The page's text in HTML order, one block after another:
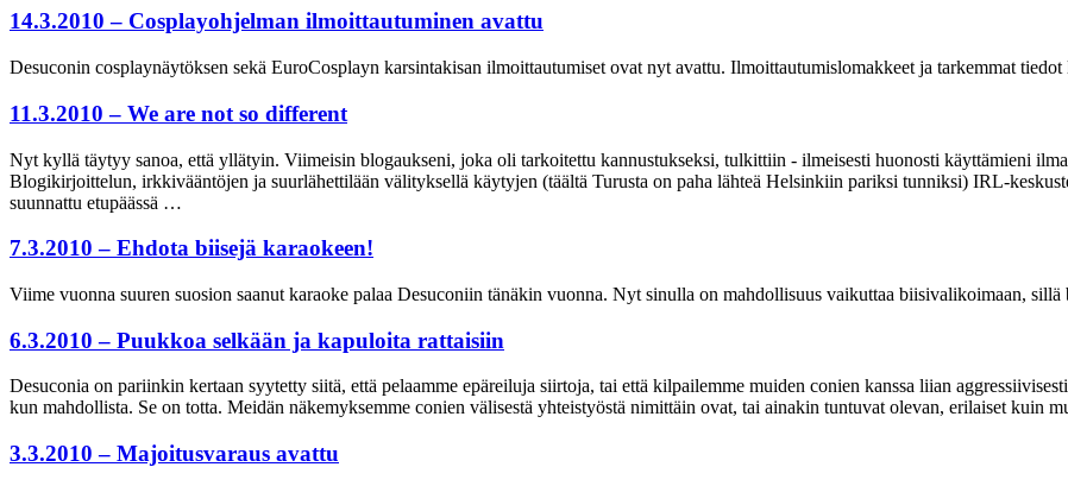
14.3.2010 – Cosplayohjelman ilmoittautuminen avattu
Desuconin cosplaynäytöksen sekä EuroCosplayn karsintakisan ilmoittautumiset ovat nyt avattu. Ilmoittautumislomakkeet ja tarkemmat
11.3.2010 – We are not so different
Nyt kyllä täytyy sanoa, että yllätyin. Viimeisin blogaukseni, joka oli tarkoitettu kannustukseksi, tulkittiin - ilmeisesti huonosti käyttämieni
Blogikirjoittelun, irkkivääntöjen ja suurlähettilään välityksellä käytyjen (täältä Turusta on paha lähteä Helsinkiin pariksi tunniksi) IRL-
suunnattu etupäässä …
7.3.2010 – Ehdota biisejä karaokeen!
Viime vuonna suuren suosion saanut karaoke palaa Desuconiin tänäkin vuonna. Nyt sinulla on mahdollisuus vaikuttaa biisivalikoimaan,
6.3.2010 – Puukkoa selkään ja kapuloita rattaisiin
Desuconia on pariinkin kertaan syytetty siitä, että pelaamme epäreiluja siirtoja, tai että kilpailemme muiden conien kanssa liian
kun mahdollista. Se on totta. Meidän näkemyksemme conien välisestä yhteistyöstä nimittäin ovat, tai ainakin tuntuvat olevan, erilaiset kuin
3.3.2010 – Majoitusvaraus avattu